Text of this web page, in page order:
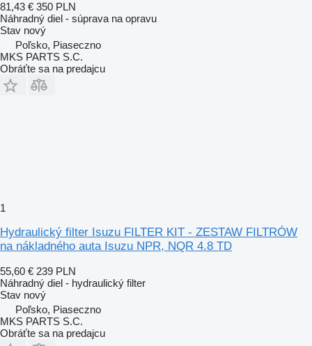
81,43 € 350 PLN
Náhradný diel - súprava na opravu
Stav nový
Poľsko, Piaseczno
MKS PARTS S.C.
Obráťte sa na predajcu
1
Hydraulický filter Isuzu FILTER KIT - ZESTAW FILTRÓW
na nákladného auta Isuzu NPR, NQR 4.8 TD
55,60 € 239 PLN
Náhradný diel - hydraulický filter
Stav nový
Poľsko, Piaseczno
MKS PARTS S.C.
Obráťte sa na predajcu